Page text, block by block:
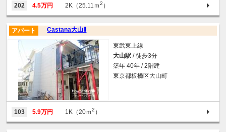
202 4.5万円 2K（25.11ｍ2 ）
Castana大山Ⅱ
アパート
東武東上線
大山駅 / 徒歩3分
築年 40年 / 2階建
東京都板橋区大山町
103 5.9万円 1K（20ｍ2 ）